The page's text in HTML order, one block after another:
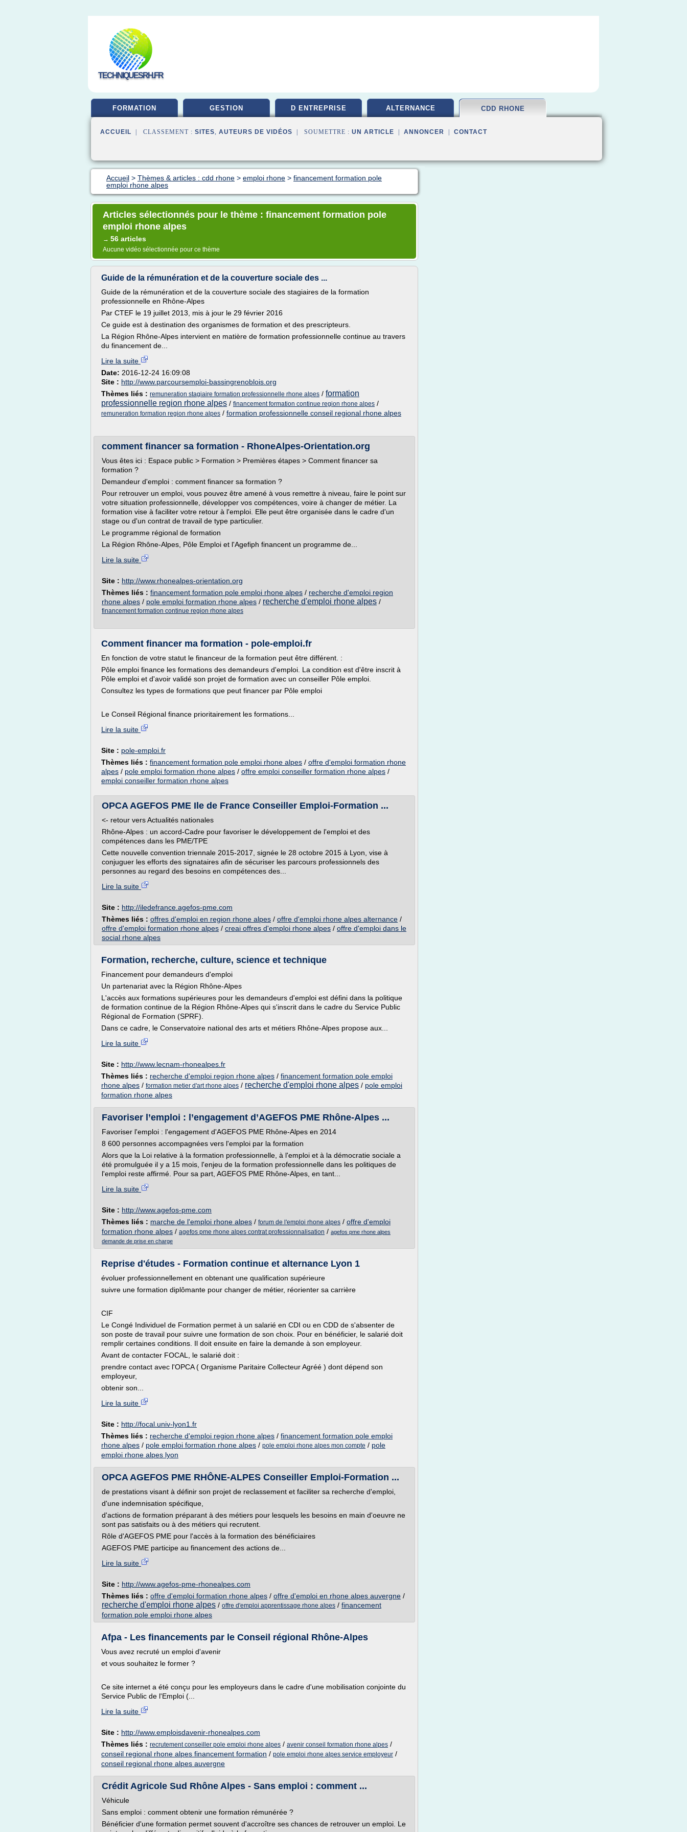
TECHNIQUESRH.FR
FORMATION GESTION D ENTREPRISE ALTERNANCE CDD RHONE
ACCUEIL | CLASSEMENT : SITES, AUTEURS DE VIDÉOS | SOUMETTRE : UN ARTICLE ANNONCER CONTACT
Accueil > Thèmes & articles : cdd rhone > emploi rhone > financement formation pole
emploi rhone alpes
Articles sélectionnés pour le thème : financement formation pole
emploi rhone alpes
→ 56 articles
Aucune vidéo sélectionnée pour ce thème
Guide de la rémunération et de la couverture sociale des ...
Guide de la rémunération et de la couverture sociale des stagiaires de la formation
professionnelle en Rhône-Alpes
Par CTEF le 19 juillet 2013, mis à jour le 29 février 2016
Ce guide est à destination des organismes de formation et des prescripteurs.
La Région Rhône-Alpes intervient en matière de formation professionnelle continue au travers
du financement de...
Lire la suite
Date: 2016-12-24 16:09:08
Site : http://www.parcoursemploi-bassingrenoblois.org
Thèmes liés : remuneration stagiaire formation professionnelle rhone alpes / formation
professionnelle region rhone alpes / financement formation continue region rhone alpes /
remuneration formation region rhone alpes / formation professionnelle conseil regional rhone alpes
comment financer sa formation - RhoneAlpes-Orientation.org
Vous êtes ici : Espace public > Formation > Premières étapes > Comment financer sa
formation ?
Demandeur d'emploi : comment financer sa formation ?
Pour retrouver un emploi, vous pouvez être amené à vous remettre à niveau, faire le point sur
votre situation professionnelle, développer vos compétences, voire à changer de métier. La
formation vise à faciliter votre retour à l'emploi. Elle peut être organisée dans le cadre d'un
stage ou d'un contrat de travail de type particulier.
Le programme régional de formation
La Région Rhône-Alpes, Pôle Emploi et l'Agefiph financent un programme de...
Lire la suite
Site : http://www.rhonealpes-orientation.org
Thèmes liés : financement formation pole emploi rhone alpes / recherche d'emploi region
rhone alpes / pole emploi formation rhone alpes / recherche d'emploi rhone alpes /
financement formation continue region rhone alpes
Comment financer ma formation - pole-emploi.fr
En fonction de votre statut le financeur de la formation peut être différent. :
Pôle emploi finance les formations des demandeurs d'emploi. La condition est d'être inscrit à
Pôle emploi et d'avoir validé son projet de formation avec un conseiller Pôle emploi.
Consultez les types de formations que peut financer par Pôle emploi
Le Conseil Régional finance prioritairement les formations...
Lire la suite
Site : pole-emploi.fr
Thèmes liés : financement formation pole emploi rhone alpes / offre d'emploi formation rhone
alpes / pole emploi formation rhone alpes / offre emploi conseiller formation rhone alpes /
emploi conseiller formation rhone alpes
OPCA AGEFOS PME Ile de France Conseiller Emploi-Formation ...
<- retour vers Actualités nationales
Rhône-Alpes : un accord-Cadre pour favoriser le développement de l'emploi et des
compétences dans les PME/TPE
Cette nouvelle convention triennale 2015-2017, signée le 28 octobre 2015 à Lyon, vise à
conjuguer les efforts des signataires afin de sécuriser les parcours professionnels des
personnes au regard des besoins en compétences des...
Lire la suite
Site : http://iledefrance.agefos-pme.com
Thèmes liés : offres d'emploi en region rhone alpes / offre d'emploi rhone alpes alternance /
offre d'emploi formation rhone alpes / creai offres d'emploi rhone alpes / offre d'emploi dans le
social rhone alpes
Formation, recherche, culture, science et technique
Financement pour demandeurs d'emploi
Un partenariat avec la Région Rhône-Alpes
L'accès aux formations supérieures pour les demandeurs d'emploi est défini dans la politique
de formation continue de la Région Rhône-Alpes qui s'inscrit dans le cadre du Service Public
Régional de Formation (SPRF).
Dans ce cadre, le Conservatoire national des arts et métiers Rhône-Alpes propose aux...
Lire la suite
Site : http://www.lecnam-rhonealpes.fr
Thèmes liés : recherche d'emploi region rhone alpes / financement formation pole emploi
rhone alpes / formation metier d'art rhone alpes / recherche d'emploi rhone alpes / pole emploi
formation rhone alpes
Favoriser l’emploi : l’engagement d’AGEFOS PME Rhône-Alpes ...
Favoriser l'emploi : l'engagement d'AGEFOS PME Rhône-Alpes en 2014
8 600 personnes accompagnées vers l'emploi par la formation
Alors que la Loi relative à la formation professionnelle, à l'emploi et à la démocratie sociale a
été promulguée il y a 15 mois, l'enjeu de la formation professionnelle dans les politiques de
l'emploi reste affirmé. Pour sa part, AGEFOS PME Rhône-Alpes, en tant...
Lire la suite
Site : http://www.agefos-pme.com
Thèmes liés : marche de l'emploi rhone alpes / forum de l'emploi rhone alpes / offre d'emploi
formation rhone alpes / agefos pme rhone alpes contrat professionnalisation / agefos pme rhone alpes
demande de prise en charge
Reprise d'études - Formation continue et alternance Lyon 1
évoluer professionnellement en obtenant une qualification supérieure
suivre une formation diplômante pour changer de métier, réorienter sa carrière
CIF
Le Congé Individuel de Formation permet à un salarié en CDI ou en CDD de s'absenter de
son poste de travail pour suivre une formation de son choix. Pour en bénéficier, le salarié doit
remplir certaines conditions. Il doit ensuite en faire la demande à son employeur.
Avant de contacter FOCAL, le salarié doit :
prendre contact avec l'OPCA ( Organisme Paritaire Collecteur Agréé ) dont dépend son
employeur,
obtenir son...
Lire la suite
Site : http://focal.univ-lyon1.fr
Thèmes liés : recherche d'emploi region rhone alpes / financement formation pole emploi
rhone alpes / pole emploi formation rhone alpes / pole emploi rhone alpes mon compte / pole
emploi rhone alpes lyon
OPCA AGEFOS PME RHÔNE-ALPES Conseiller Emploi-Formation ...
de prestations visant à définir son projet de reclassement et faciliter sa recherche d'emploi,
d'une indemnisation spécifique,
d'actions de formation préparant à des métiers pour lesquels les besoins en main d'oeuvre ne
sont pas satisfaits ou à des métiers qui recrutent.
Rôle d'AGEFOS PME pour l'accès à la formation des bénéficiaires
AGEFOS PME participe au financement des actions de...
Lire la suite
Site : http://www.agefos-pme-rhonealpes.com
Thèmes liés : offre d'emploi formation rhone alpes / offre d'emploi en rhone alpes auvergne /
recherche d'emploi rhone alpes / offre d'emploi apprentissage rhone alpes / financement
formation pole emploi rhone alpes
Afpa - Les financements par le Conseil régional Rhône-Alpes
Vous avez recruté un emploi d'avenir
et vous souhaitez le former ?
Ce site internet a été conçu pour les employeurs dans le cadre d'une mobilisation conjointe du
Service Public de l'Emploi (...
Lire la suite
Site : http://www.emploisdavenir-rhonealpes.com
Thèmes liés : recrutement conseiller pole emploi rhone alpes / avenir conseil formation rhone alpes /
conseil regional rhone alpes financement formation / pole emploi rhone alpes service employeur /
conseil regional rhone alpes auvergne
Crédit Agricole Sud Rhône Alpes - Sans emploi : comment ...
Véhicule
Sans emploi : comment obtenir une formation rémunérée ?
Bénéficier d'une formation permet souvent d'accroître ses chances de retrouver un emploi. Le